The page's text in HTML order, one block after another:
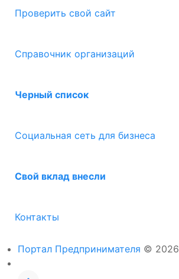
Проверить свой сайт
Справочник организаций
Черный список
Социальная сеть для бизнеса
Свой вклад внесли
Контакты
Портал Предпринимателя © 2026